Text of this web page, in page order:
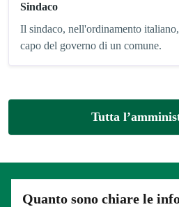
Sindaco
Il sindaco, nell'ordinamento
capo del governo di un comune.
Tutta
Quanto sono chiare le